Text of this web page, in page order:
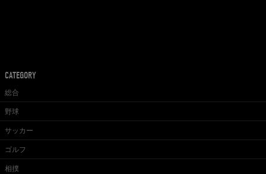
CATEGORY
総合
野球
サッカー
ゴルフ
相撲